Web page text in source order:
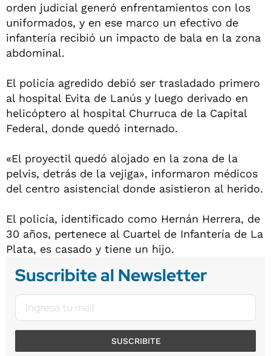
orden judicial generó enfrentamientos con los
uniformados, y en ese marco un efectivo de
infantería recibió un impacto de bala en la zona
abdominal.
El policía agredido debió ser trasladado primero
al hospital Evita de Lanús y luego derivado en
helicóptero al hospital Churruca de la Capital
Federal, donde quedó internado.
«El proyectil quedó alojado en la zona de la
pelvis, detrás de la vejiga», informaron médicos
del centro asistencial donde asistieron al herido.
El policía, identificado como Hernán Herrera, de
30 años, pertenece al Cuartel de Infantería de La
Plata, es casado y tiene un hijo.
Suscribite al Newsletter
SUSCRIBITE